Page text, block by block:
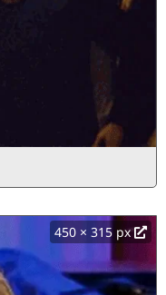
450 × 315 px